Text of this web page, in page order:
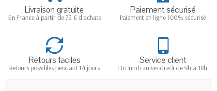
Livraison gratuite
En France à partir de 75 € d'achats
Paiement sécurisé
Paiement en ligne 100% sécurisé
Retours faciles
Retours possibles pendant 14 jours
Service client
Du lundi au vendredi de 9h à 18h